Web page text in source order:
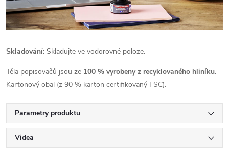
Skladování: Skladujte ve vodorovné poloze.
Těla popisovačů jsou ze 100 % vyrobeny z recyklovaného hliníku.
Kartonový obal (z 90 % karton certifikovaný FSC).
Parametry produktu
Videa